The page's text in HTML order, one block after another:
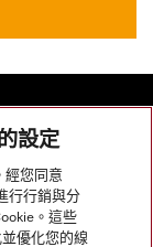
設定
經您同意
行行銷與分
。這些
優化您的線